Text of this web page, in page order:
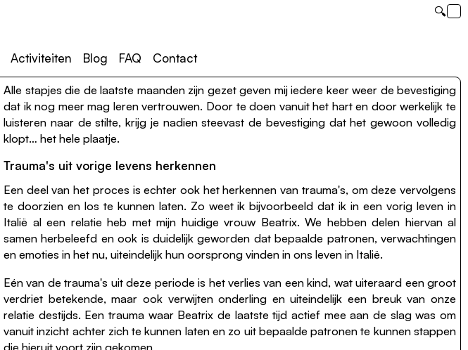
🔍
Activiteiten Blog FAQ Contact
Alle stapjes die de laatste maanden zijn gezet geven mij iedere keer weer de bevestiging
dat ik nog meer mag leren vertrouwen. Door te doen vanuit het hart en door werkelijk te
luisteren naar de stilte, krijg je nadien steevast de bevestiging dat het gewoon volledig
klopt… het hele plaatje.
Trauma's uit vorige levens herkennen
Een deel van het proces is echter ook het herkennen van trauma's, om deze vervolgens
te doorzien en los te kunnen laten. Zo weet ik bijvoorbeeld dat ik in een vorig leven in
Italië al een relatie heb met mijn huidige vrouw Beatrix. We hebben delen hiervan al
samen herbeleefd en ook is duidelijk geworden dat bepaalde patronen, verwachtingen
en emoties in het nu, uiteindelijk hun oorsprong vinden in ons leven in Italië.
Eén van de trauma's uit deze periode is het verlies van een kind, wat uiteraard een groot
verdriet betekende, maar ook verwijten onderling en uiteindelijk een breuk van onze
relatie destijds. Een trauma waar Beatrix de laatste tijd actief mee aan de slag was om
vanuit inzicht achter zich te kunnen laten en zo uit bepaalde patronen te kunnen stappen
die hieruit voort zijn gekomen.